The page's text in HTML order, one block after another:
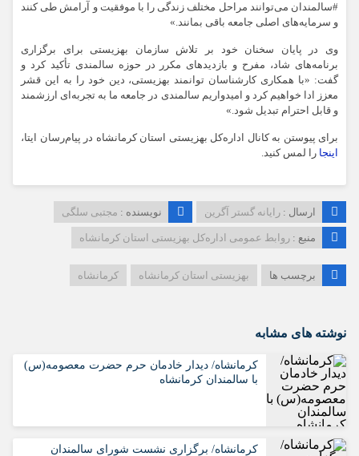
#سالمندان می‌توانند مراحل مختلف زندگی را با موفقیت و آرامش طی کنند
و سرمایه‌های اصلی جامعه باقی بمانند.»
وی در پایان سخنان خود بر تلاش سازمان بهزیستی برای برگزاری
برنامه‌های شاد، مفرح و بازدیدهای مکرر در حوزه سالمندی تأکید کرد و
گفت: «با همکاری کارشناسان توانمند بهزیستی، دین خود را به این قشر
معزز ادا خواهیم کرد و امیدواریم سالمندی در جامعه ما به تجربه‌ای ارزشمند
و قابل احترام تبدیل شود.»
برای پیوستن به کانال اداره‌کل بهزیستی استان کرمانشاه در پیام‌رسان ایتا،
اینجا را لمس کنید.
ارسال : رایانه گستر آگرین نویسنده : مجتبی سلگی
منبع : روابط عمومی اداره‌کل بهزیستی استان کرمانشاه
برچسب ها بهزیستی استان کرمانشاه کرمانشاه
نوشته های مشابه
کرمانشاه/ دیدار خادمان حرم حضرت معصومه(س)
با سالمندان کرمانشاه
کرمانشاه/ برگزاری نشست شورای سالمندان